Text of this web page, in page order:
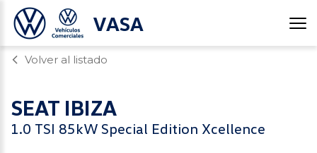
VASA
Volver al listado
SEAT IBIZA
1.0 TSI 85kW Special Edition Xcellence